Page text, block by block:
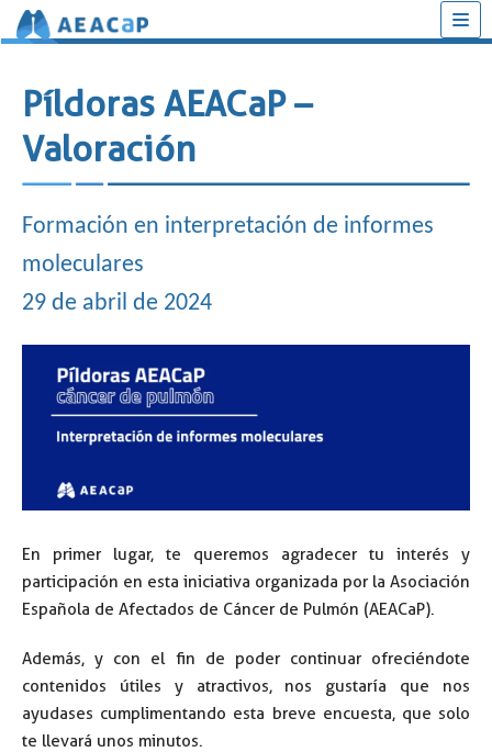
al
contenido
Píldoras AEACaP –
Valoración
Formación en interpretación de informes
moleculares
29 de abril de 2024
En primer lugar, te queremos agradecer tu interés y
participación en esta iniciativa organizada por la Asociación
Española de Afectados de Cáncer de Pulmón (AEACaP).
Además, y con el fin de poder continuar ofreciéndote
contenidos útiles y atractivos, nos gustaría que nos
ayudases cumplimentando esta breve encuesta, que solo
te llevará unos minutos.